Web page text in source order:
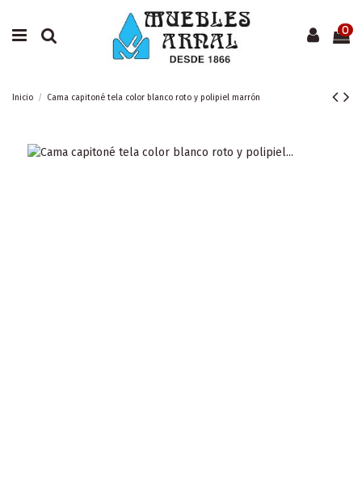
0
Inicio Cama capitoné tela color blanco roto y polipiel marrón